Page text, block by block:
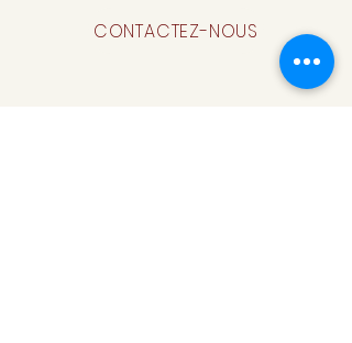
CONTACTEZ-NOUS